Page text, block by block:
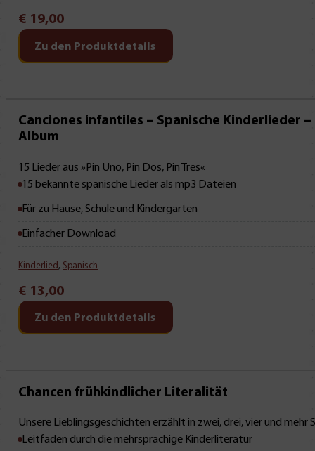
€ 19,00
Zu den Produktdetails
Mit Leseprobe!
Canciones infantiles – Spanische Kinderlieder –
Album
15 Lieder aus »Pin Uno, Pin Dos, Pin Tres«
15 bekannte spanische Lieder als mp3 Dateien
Für zu Hause, Schule und Kindergarten
Einfacher Download
Kinderlied , Spanisch
€ 13,00
Zu den Produktdetails
Mit Leseprobe!
Chancen frühkindlicher Literalität
Unsere Lieblingsgeschichten erzählt in zwei, drei, vier und mehr
Leitfaden durch die mehrsprachige Kinderliteratur